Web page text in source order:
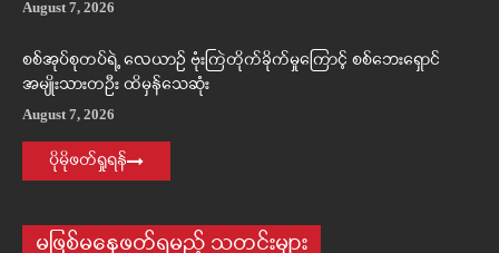
August 7, 2026
စစ်အုပ်စုတပ်ရဲ့ လေယာဉ် ဗုံးကြဲတိုက်ခိုက်မှုကြောင့် စစ်ဘေးရှောင်
အမျိုးသားတဦး ထိမှန်သေဆုံး
August 7, 2026
ပိုမိုဖတ်ရှုရန်
မဖြစ်မနေဖတ်ရမည့် သတင်းများ